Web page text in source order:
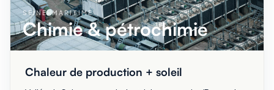
SEINE-MARITIME
Chimie & pétrochimie
Chaleur de production + soleil